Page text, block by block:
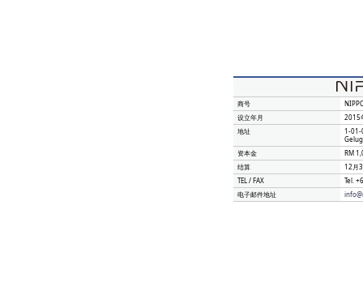
商号
设立年月
2015
地址
1-01-
资本金
RM
结算
12月
TEL / FAX
Tel.
电子邮件地址